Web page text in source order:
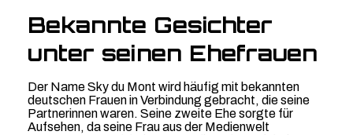
Bekannte Gesichter
unter seinen Ehefrauen
Der Name Sky du Mont wird häufig mit bekannten
deutschen Frauen in Verbindung gebracht, die seine
Partnerinnen waren. Seine zweite Ehe sorgte für
Aufsehen, da seine Frau aus der Medienwelt